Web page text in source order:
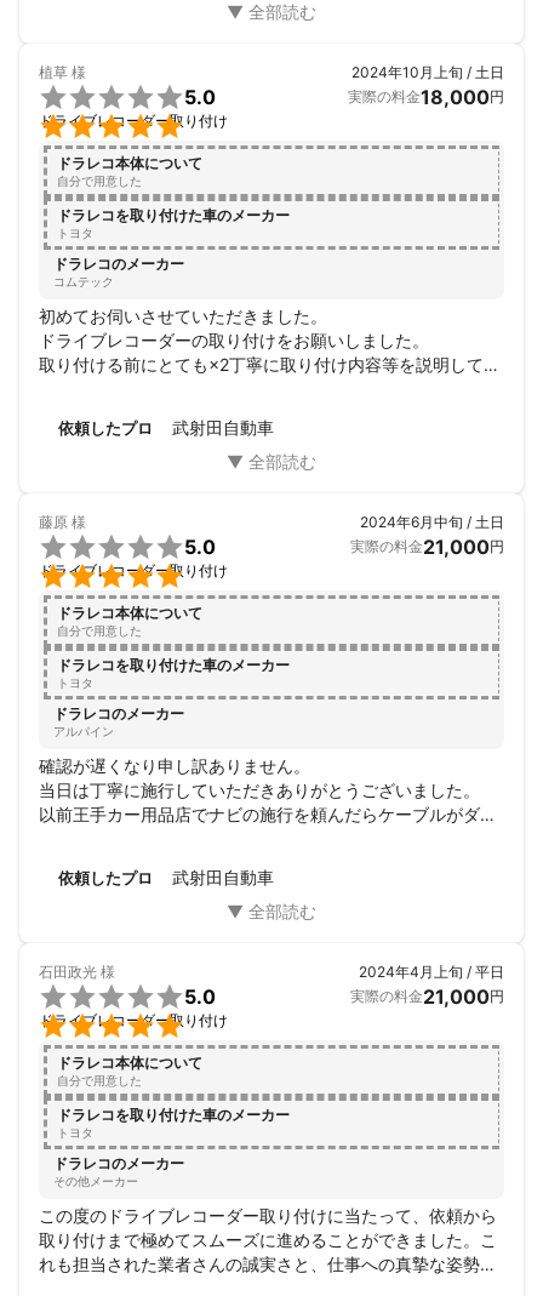
が大変自然に見えました。この様に、小さな事柄に対して心
今後、車に不具合があった際は、お世話になろうと思いま
す。
ありがとうございました。
植草 様


5.0
ドライブレコーダー取り付け
2024年10月上旬 / 土日
実際の料金18,000円
ドラレコ本体について
自分で用意した
ドラレコを取り付けた車のメーカー
トヨタ
ドラレコのメーカー
コムテック
初めてお伺いさせていただきました。
ドライブレコーダーの取り付けをお願いしました。
取り付ける前にとても×2丁寧に取り付け内容等を説明してい
これまた丁寧に取り扱いを説明してもらいとても×2好感のも
てる修理工場だと思います。
おすすめの整備工場です。
依頼したプロ 武射田自動車
藤原 様


5.0
ドライブレコーダー取り付け
2024年6月中旬 / 土日
実際の料金21,000円
ドラレコ本体について
自分で用意した
ドラレコを取り付けた車のメーカー
トヨタ
ドラレコのメーカー
アルパイン
確認が遅くなり申し訳ありません。
当日は丁寧に施行していただきありがとうございました。
以前王手カー用品店でナビの施行を頼んだらケーブルがダッ
なので丁寧な説明と作業に感動しました。
また何か付けることがあればお願いします。
依頼したプロ 武射田自動車
石田政光 様


5.0
ドライブレコーダー取り付け
2024年4月上旬 / 平日
実際の料金21,000円
ドラレコ本体について
自分で用意した
ドラレコを取り付けた車のメーカー
トヨタ
ドラレコのメーカー
その他メーカー
この度のドライブレコーダー取り付けに当たって、依頼から
取り付けまで極めてスムーズに進めることができました。こ
れも担当された業者さんの誠実さと、仕事への真摯な姿勢が